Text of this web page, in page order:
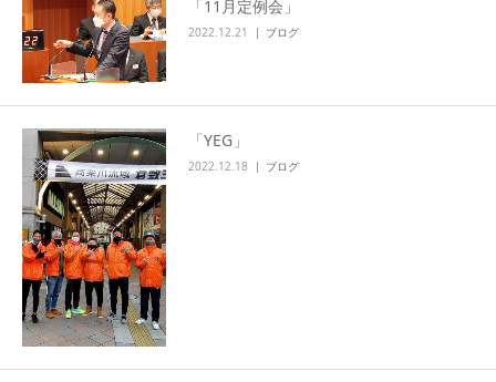
「11月定例会」
2022.12.21 ブログ
「YEG」
2022.12.18 ブログ